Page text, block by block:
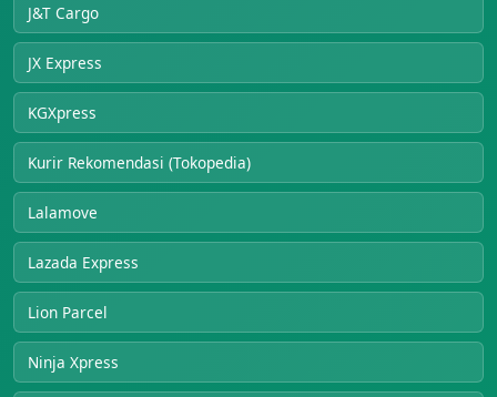
J&T Cargo
JX Express
KGXpress
Kurir Rekomendasi (Tokopedia)
Lalamove
Lazada Express
Lion Parcel
Ninja Xpress